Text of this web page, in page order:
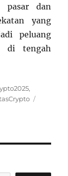
pasar dan
yang
peluang
di tengah
,